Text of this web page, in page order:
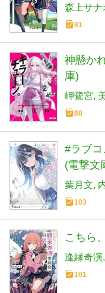
森上サナ
81
神懸か
庫)
岬鷺宮
88
#ラブ
(電撃文
葉月文
103
こちら
逢縁奇演
101